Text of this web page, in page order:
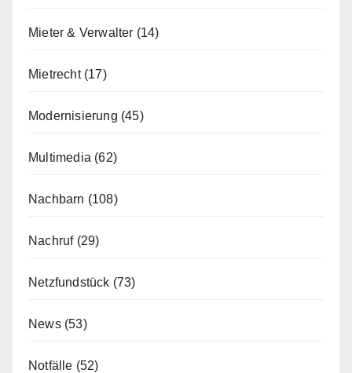
Mieter & Verwalter (14)
Mietrecht(17)
Modernisierung (45)
Multimedia (62)
Nachbarn (108)
Nachruf(29)
Netzfundstück (73)
News(53)
Notfälle (52)